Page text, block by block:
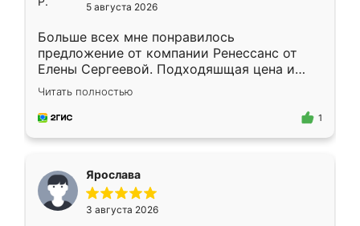
5 августа 2026
Больше всех мне понравилось
предложение от компании Ренессанс от
Елены Сергеевой. Подходяшщая цена и
короткие сроки изготовления. Приехавший
для замера сотрудник Владислав
предложил по моему эскизу самый
Читать полностью
1
Ярослава
3 августа 2026